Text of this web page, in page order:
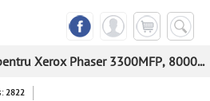
Xerox Phaser 3300MFP, 8000...
2822